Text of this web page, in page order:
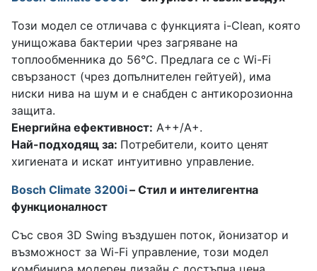
Този модел се отличава с функцията i-Clean, която
унищожава бактерии чрез загряване на
топлообменника до 56°C. Предлага се с Wi-Fi
свързаност (чрез допълнителен гейтуей), има
ниски нива на шум и е снабден с антикорозионна
защита.
Енергийна ефективност: A++/A+.
Най-подходящ за: Потребители, които ценят
хигиената и искат интуитивно управление.
Bosch Climate 3200i– Стил и интелигентна
функционалност
Със своя 3D Swing въздушен поток, йонизатор и
възможност за Wi-Fi управление, този модел